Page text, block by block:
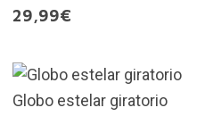
29,99€
Globo estelar giratorio